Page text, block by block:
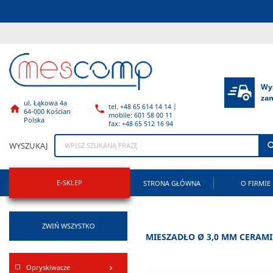

ul. Łąkowa 4a
64-000 Kościan
Polska
 tel. +48 65 614 14 14 |
mobile: 601 58 00 11
fax: +48 65 512 16 94
WYSZUKAJ
E-SKLEP STRONA GŁÓWNA O FIRMIE
ZWIŃ WSZYSTKO
Opryskiwacze keyboard_arrow_right
MIESZADŁO Ø 3,0 MM